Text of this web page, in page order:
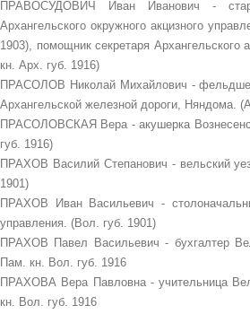
ПРАВОСУДОВИЧ Иван Иванович -
Архангельского окружного акцизного
1903), помощник секретаря Архангельского
кн. Арх. губ. 1916)
ПРАСОЛОВ Николай Михайлович -
Архангельской железной дороги, Няндома.
ПРАСОЛОВСКАЯ Вера - акушерка
губ. 1916)
ПРАХОВ Василий Степанович - вельский
1901)
ПРАХОВ Иван Васильевич -
управления. (Вол. губ. 1901)
ПРАХОВ Павел Васильевич - бухгалтер
Пам. кн. Вол. губ. 1916
ПРАХОВА Вера Павловна - учительница
кн. Вол. губ. 1916